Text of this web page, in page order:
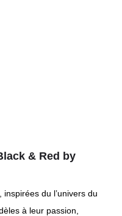
& Red by
du l’univers du
à leur passion,